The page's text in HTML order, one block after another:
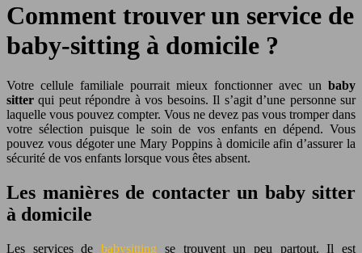
Comment trouver un service de
baby-sitting à domicile ?
Votre cellule familiale pourrait mieux fonctionner avec un baby
sitter qui peut répondre à vos besoins. Il s’agit d’une personne sur
laquelle vous pouvez compter. Vous ne devez pas vous tromper dans
votre sélection puisque le soin de vos enfants en dépend. Vous
pouvez vous dégoter une Mary Poppins à domicile afin d’assurer la
sécurité de vos enfants lorsque vous êtes absent.
Les manières de contacter un baby sitter
à domicile
Les services debabysitting se trouvent un peu partout. Il est